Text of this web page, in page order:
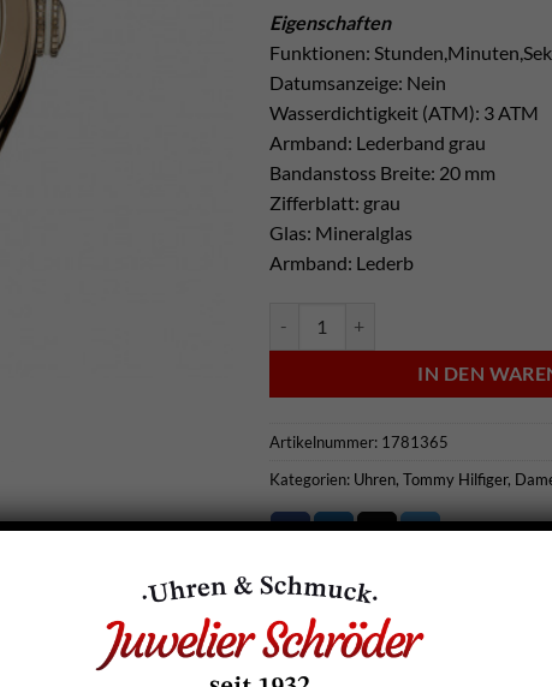
Eigenschaften
Funktionen:
Datumsanzeige: Nein
Wasserdichtigkeit (ATM): 3 ATM
Armband: Lederband grau
Bandanstoss Breite: 20 mm
Zifferblatt: grau
Glas: Mineralglas
Armband: Lederb
IN DEN
Artikelnummer: 1781365
Kategorien: Uhren, Tommy Hilfiger,